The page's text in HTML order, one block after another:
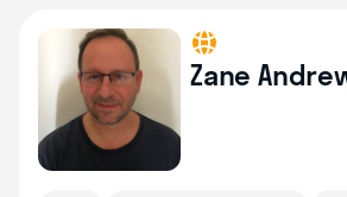
Zane